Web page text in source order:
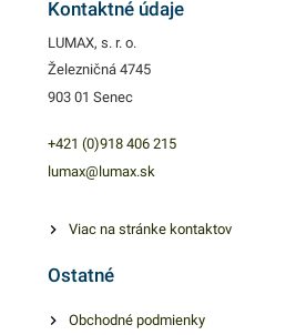
zaručene oslovia.
Kontaktné údaje
LUMAX, s. r. o.
Železničná 4745
903 01 Senec
+421 (0)918 406 215
lumax@lumax.sk
Viac na stránke kontaktov
Ostatné
Obchodné podmienky